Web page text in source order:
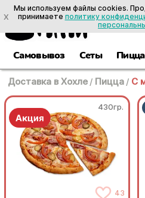
Самовывоз Сеты Пицца
Доставка в Хохле / Пицца / С
430гр.
43
X
Мы используем файлы cookies.
принимаете политику